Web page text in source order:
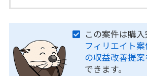
この案件は購入
フィリエイト
の収益改善提
できます。